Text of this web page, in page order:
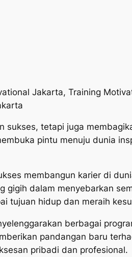
Jakarta, Training
sukses, tetapi juga
pintu menuju dunia
membangun karier di
gigih dalam menyebarkan
tujuan hidup dan meraih
berbagai
pandangan baru
pribadi dan profesional.